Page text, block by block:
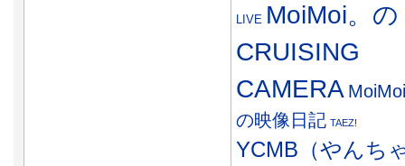
LIVE MoiMoi。の
CRUISING
CAMERA
の映像日記 TAEZ!
YCMB（やんち